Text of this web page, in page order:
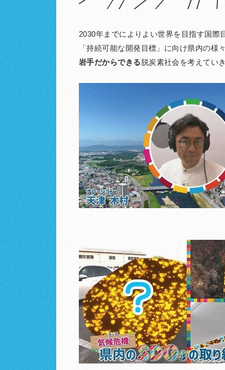
2030年までによりよい世界を目指す国際
「持続可能な開発目標」に向け県内の様
岩手だからできる脱炭素社会を考えてい